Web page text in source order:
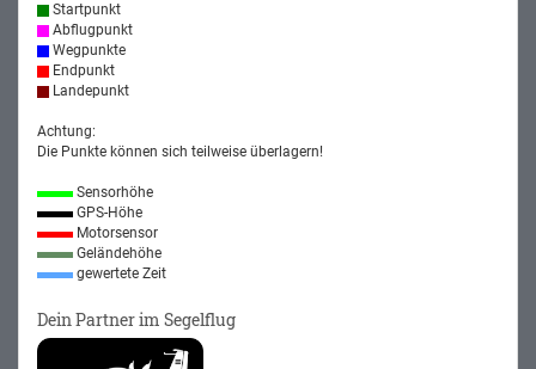
Startpunkt
Abflugpunkt
Wegpunkte
Endpunkt
Landepunkt
Achtung:
Die Punkte können sich teilweise überlagern!
Sensorhöhe
GPS-Höhe
Motorsensor
Geländehöhe
gewertete Zeit
Dein Partner im Segelflug